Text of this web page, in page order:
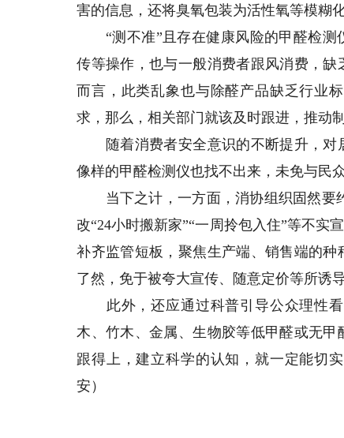
害的信息，还将臭氧包装为活性氧等模糊
“测不准”且存在健康风险的甲醛检测
传等操作，也与一般消费者跟风消费，
而言，此类乱象也与除醛产品缺乏行业
求，那么，相关部门就该及时跟进，推动
随着消费者安全意识的不断提升，对
像样的甲醛检测仪也找不出来，未免与民
当下之计，一方面，消协组织固然要
改“24小时搬新家”“一周拎包入住”等不实
补齐监管短板，聚焦生产端、销售端的
了然，免于被夸大宣传、随意定价等所诱导
此外，还应通过科普引导公众理性看
木、竹木、金属、生物胶等低甲醛或无
跟得上，建立科学的认知，就一定能切
安）